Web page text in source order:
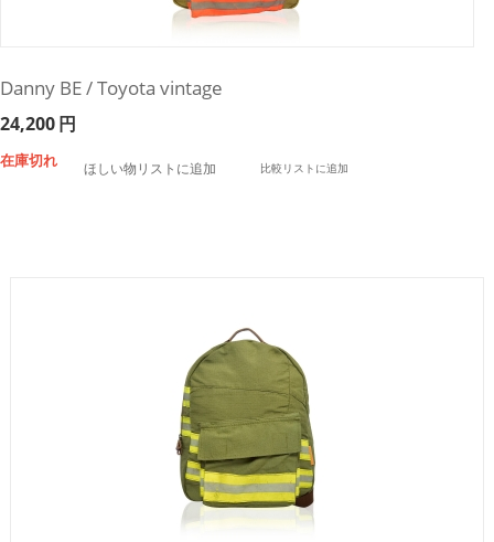
Danny BE / Toyota vintage
24,200円
在庫切れ ほしい物リストに追加 比較リストに追加